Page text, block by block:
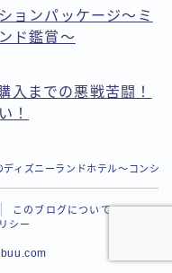
ョンパッケージ〜ミ
ド鑑賞〜
入までの悪戦苦闘！
！
ディズニーランドホテル〜コンシ
このブログについて
シー